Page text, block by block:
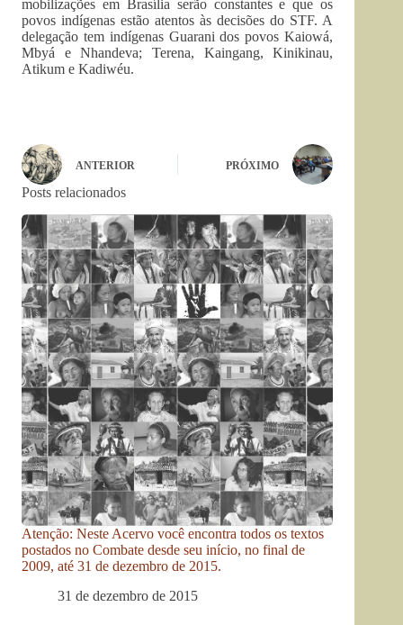
mobilizações em Brasília serão constantes e que os
povos indígenas estão atentos às decisões do STF. A
delegação tem indígenas Guarani dos povos Kaiowá,
Mbyá e Nhandeva; Terena, Kaingang, Kinikinau,
Atikum e Kadiwéu.
ANTERIOR PRÓXIMO
Posts relacionados
Atenção: Neste Acervo você encontra todos os textos
postados no Combate desde seu início, no final de
2009, até 31 de dezembro de 2015.
31 de dezembro de 2015